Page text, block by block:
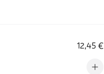
12,45 €